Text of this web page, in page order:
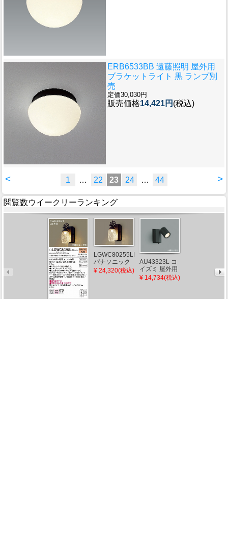
ERB6533BB 遠藤照明 屋外用
ブラケットライト 黒 ランプ別
売
定価30,030円
販売価格14,421円 (税込)
< >
1 … 22 23 24 … 44
閲覧数ウイークリーランキング
LGWC80255LE1
パナソニック
ポーチライト
付 拡散
¥ 24,320(税込)
AU43323L コ
イズミ 屋外用
スポットライ
付
¥ 14,734(税込)
ラケットライ
¥ 12,262(税込)